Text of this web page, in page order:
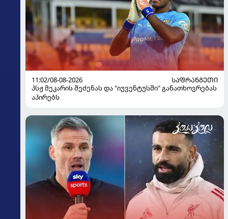
11:02/08-08-2026
ᲡᲐᲤᲠᲐᲜᲒᲔᲗᲘ
პსჟ მეკარის შეძენას და "იუვენტუსში" განათხოვრებას
აპირებს